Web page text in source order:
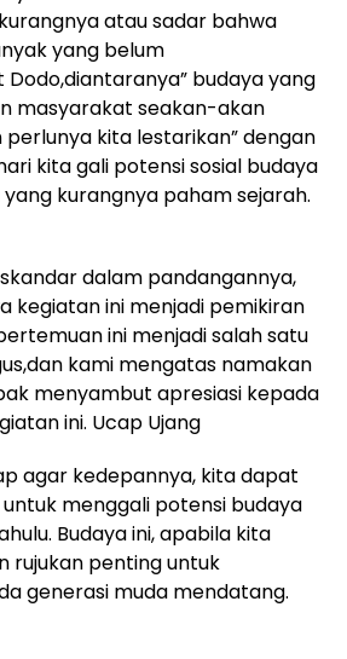
atau sadar bahwa
yang belum
budaya yang
masyarakat seakan-akan
kita lestarikan” dengan
kita gali potensi sosial budaya
kurangnya paham sejarah.
dalam pandangannya,
kegiatan ini menjadi pemikiran
ini menjadi salah satu
kami mengatas namakan
menyambut apresiasi kepada
ini. Ucap Ujang
agar kedepannya, kita dapat
menggali potensi budaya
Budaya ini, apabila kita
rujukan penting untuk
generasi muda mendatang.